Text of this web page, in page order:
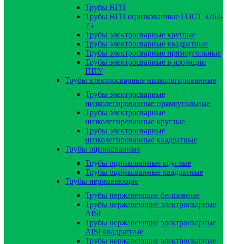
Трубы ВГП
Трубы ВГП оцинкованные ГОСТ 3262-
75
Трубы электросварные круглые
Трубы электросварные квадратные
Трубы электросварные прямоугольные
Трубы электросварные в изоляции
ППУ
Трубы электросварные низколегированные
Трубы электросварные
низколегированные прямоугольные
Трубы электросварные
низколегированные круглые
Трубы электросварные
низколегированные квадратные
Трубы оцинкованные
Трубы оцинкованные круглые
Трубы оцинкованные квадратные
Трубы нержавеющие
Трубы нержавеющие бесшовные
Трубы нержавеющие электросварные
AISI
Трубы нержавеющие электросварные
AISI квадратные
Трубы нержавеющие электросварные